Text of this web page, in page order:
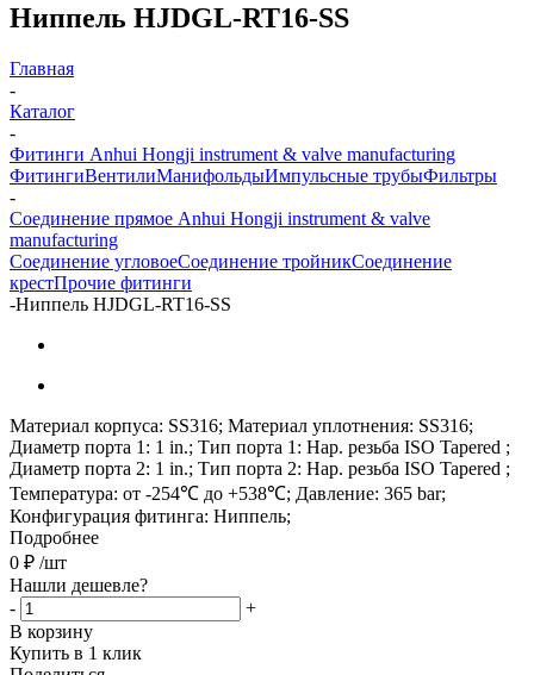
Ниппель HJDGL-RT16-SS
Главная
-
Каталог
-
Фитинги Anhui Hongji instrument & valve manufacturing
ФитингиВентилиМанифольдыИмпульсные трубыФильтры
-
Соединение прямое Anhui Hongji instrument & valve
manufacturing
Соединение угловоеСоединение тройникСоединение
крестПрочие фитинги
-Ниппель HJDGL-RT16-SS
Материал корпуса: SS316; Материал уплотнения: SS316;
Диаметр порта 1: 1 in.; Тип порта 1: Нар. резьба ISO Tapered ;
Диаметр порта 2: 1 in.; Тип порта 2: Нар. резьба ISO Tapered ;
Температура: от -254℃ до +538℃; Давление: 365 bar;
Конфигурация фитинга: Ниппель;
Подробнее
0 ₽ /шт
Нашли дешевле?
-
+
В корзину
Купить в 1 клик